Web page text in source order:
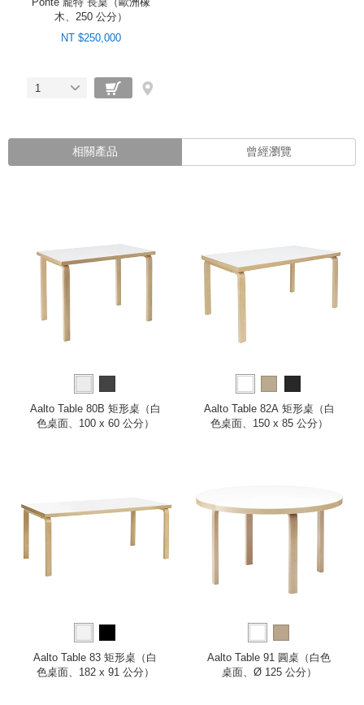
木、250 公分）
NT $250,000
1
相關產品 曾經瀏覽
Aalto Table 80B 矩形桌（白
色桌面、100 x 60 公分）
Aalto Table 82A 矩形桌（白
色桌面、150 x 85 公分）
Aalto Table 83 矩形桌（白
色桌面、182 x 91 公分）
Aalto Table 91 圓桌（白色
桌面、Ø 125 公分）